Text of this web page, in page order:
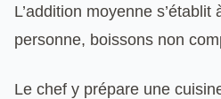
L’addition moyenne s’établit
personne, boissons non
Le chef y prépare une